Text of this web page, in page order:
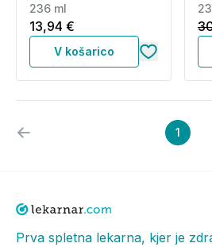
236 ml
13,94 €
V košarico
k
g)
1
Prva spletna lekarna, kjer je